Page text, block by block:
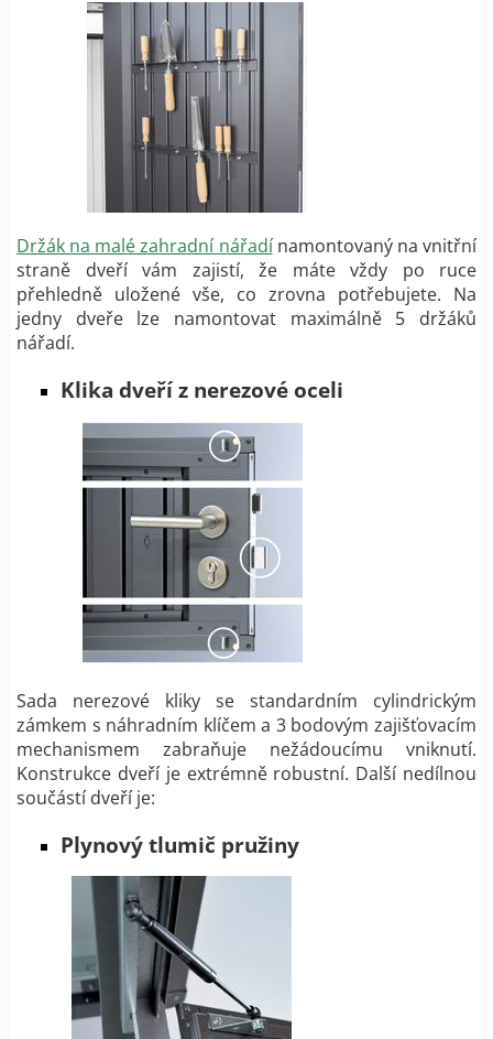
Držák na malé zahradní nářadínamontovaný na vnitřní
straně dveří vám zajistí, že máte vždy po ruce
přehledně uložené vše, co zrovna potřebujete. Na
jedny dveře lze namontovat maximálně 5 držáků
nářadí.
Klika dveří z nerezové oceli
Sada nerezové kliky se standardním cylindrickým
zámkem s náhradním klíčem a 3 bodovým zajišťovacím
mechanismem zabraňuje nežádoucímu vniknutí.
Konstrukce dveří je extrémně robustní. Další nedílnou
součástí dveří je:
Plynový tlumič pružiny